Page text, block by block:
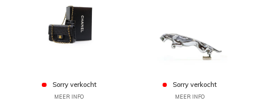
Sorry verkocht
MEER INFO
Sorry verkocht
MEER INFO